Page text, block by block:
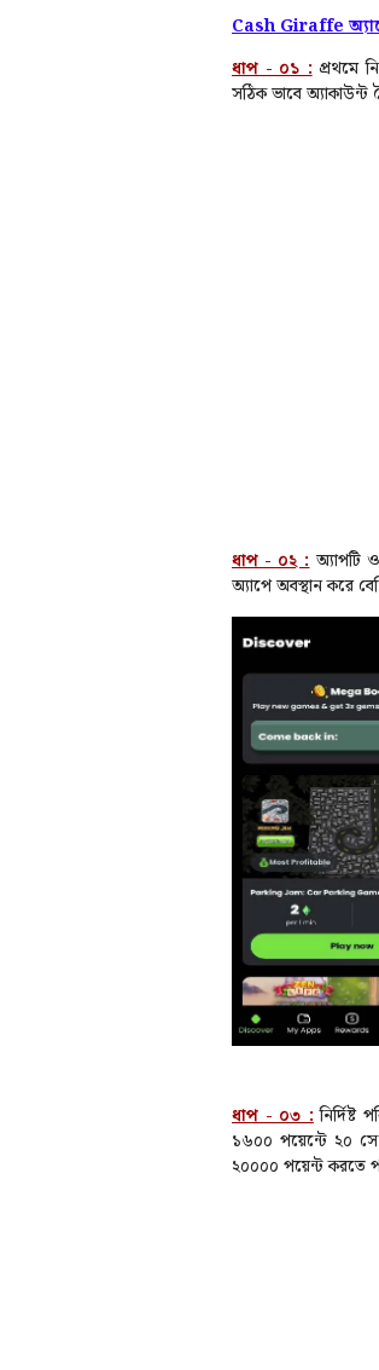
Cash Giraffe
ধাপ - ০১ :প্রথমে
সঠিক ভাবে
ধাপ - ০২ :অ্যাপটি
অ্যাপে অবস্থান করে
ধাপ - ০৩ :নির্দিষ্ট
১৬০০ পয়েন্টে ২০
২০০০০ পয়েন্ট করতে